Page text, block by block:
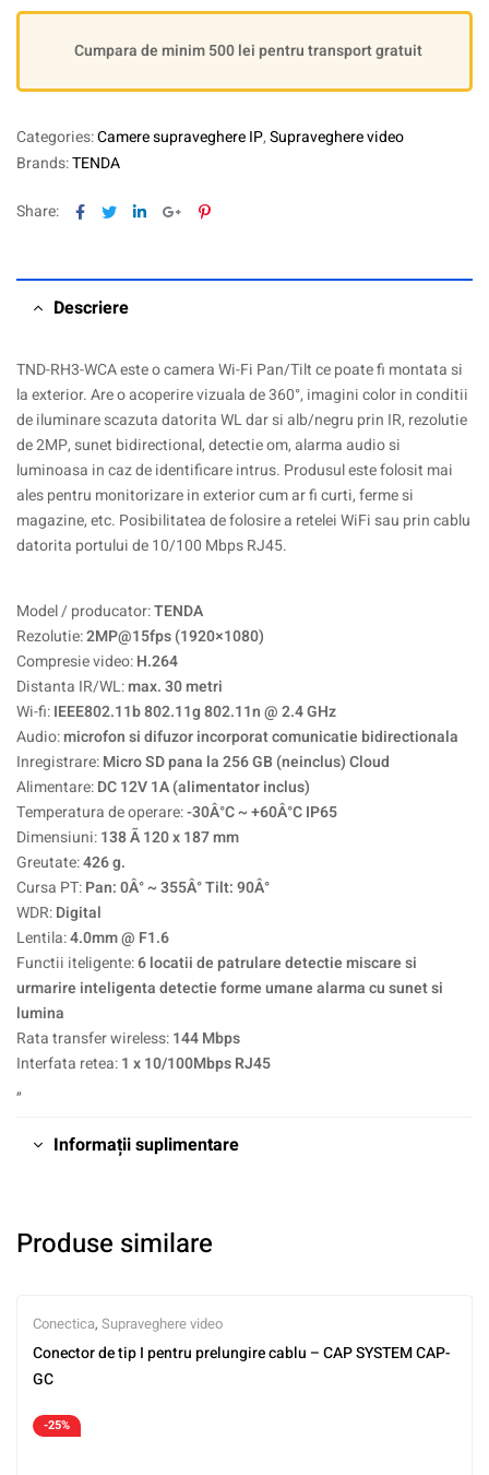
Cumpara de minim 500 lei pentru transport gratuit
Categories:Camere supraveghere IP,Supraveghere video
Brands:TENDA
Share: Facebook
TwitterLinkedinGoogle+Pinterest
Descriere
TND-RH3-WCA este o camera Wi-Fi Pan/Tilt ce poate fi montata si
la exterior. Are o acoperire vizuala de 360°, imagini color in conditii
de iluminare scazuta datorita WL dar si alb/negru prin IR, rezolutie
de 2MP, sunet bidirectional, detectie om, alarma audio si
luminoasa in caz de identificare intrus. Produsul este folosit mai
ales pentru monitorizare in exterior cum ar fi curti, ferme si
magazine, etc. Posibilitatea de folosire a retelei WiFi sau prin cablu
datorita portului de 10/100 Mbps RJ45.
Model / producator:TENDA
Rezolutie:2MP@15fps (1920×1080)
Compresie video:H.264
Distanta IR/WL:max. 30 metri
Wi-fi:IEEE802.11b 802.11g 802.11n @ 2.4 GHz
Audio:microfon si difuzor incorporat comunicatie bidirectionala
Inregistrare:Micro SD pana la 256 GB (neinclus) Cloud
Alimentare:DC 12V 1A (alimentator inclus)
Temperatura de operare:-30Â°C ~ +60Â°C IP65
Dimensiuni:138 Ã 120 x 187 mm
Greutate:426 g.
Cursa PT:Pan: 0Â° ~ 355Â° Tilt: 90Â°
WDR:Digital
Lentila:4.0mm @ F1.6
Functii iteligente:6 locatii de patrulare detectie miscare si
urmarire inteligenta detectie forme umane alarma cu sunet si
lumina
Rata transfer wireless:144 Mbps
Interfata retea:1 x 10/100Mbps RJ45
„
Informații suplimentare
Produse similare
Conectica, Supraveghere video
Conector de tip I pentru prelungire cablu – CAP SYSTEM CAP-
GC
-25%